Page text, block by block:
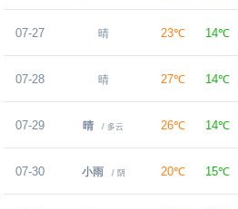
07-27 晴 23℃ 14℃
07-28 晴 27℃ 14℃
07-29 晴 / 多云 26℃ 14℃
07-30 小雨 / 阴 20℃ 15℃